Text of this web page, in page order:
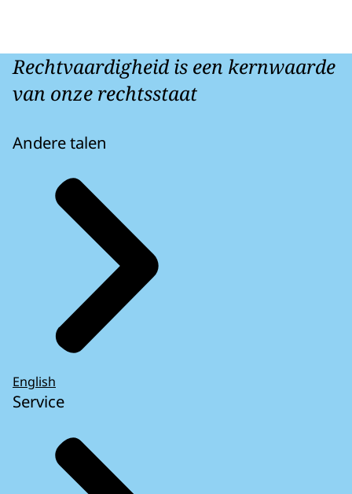
Rechtvaardigheid is een kernwaarde
van onze rechtsstaat
Andere talen
English
Service